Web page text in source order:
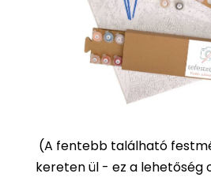
(A fentebb található
kereten ül - ez a lehetőség